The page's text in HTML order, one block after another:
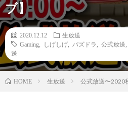
ブ】
2020.12.12
生放送
Gaming
しげしげ パズドラ 公式放送
送
HOME 生放送 公式放送〜2020